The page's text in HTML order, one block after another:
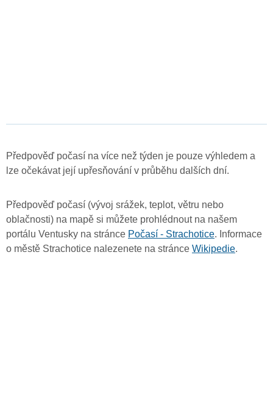
Předpověď počasí na více než týden je pouze výhledem a
lze očekávat její upřesňování v průběhu dalších dní.
Předpověď počasí (vývoj srážek, teplot, větru nebo
oblačnosti) na mapě si můžete prohlédnout na našem
portálu Ventusky na stránce Počasí - Strachotice. Informace
o městě Strachotice nalezenete na stránce Wikipedie.